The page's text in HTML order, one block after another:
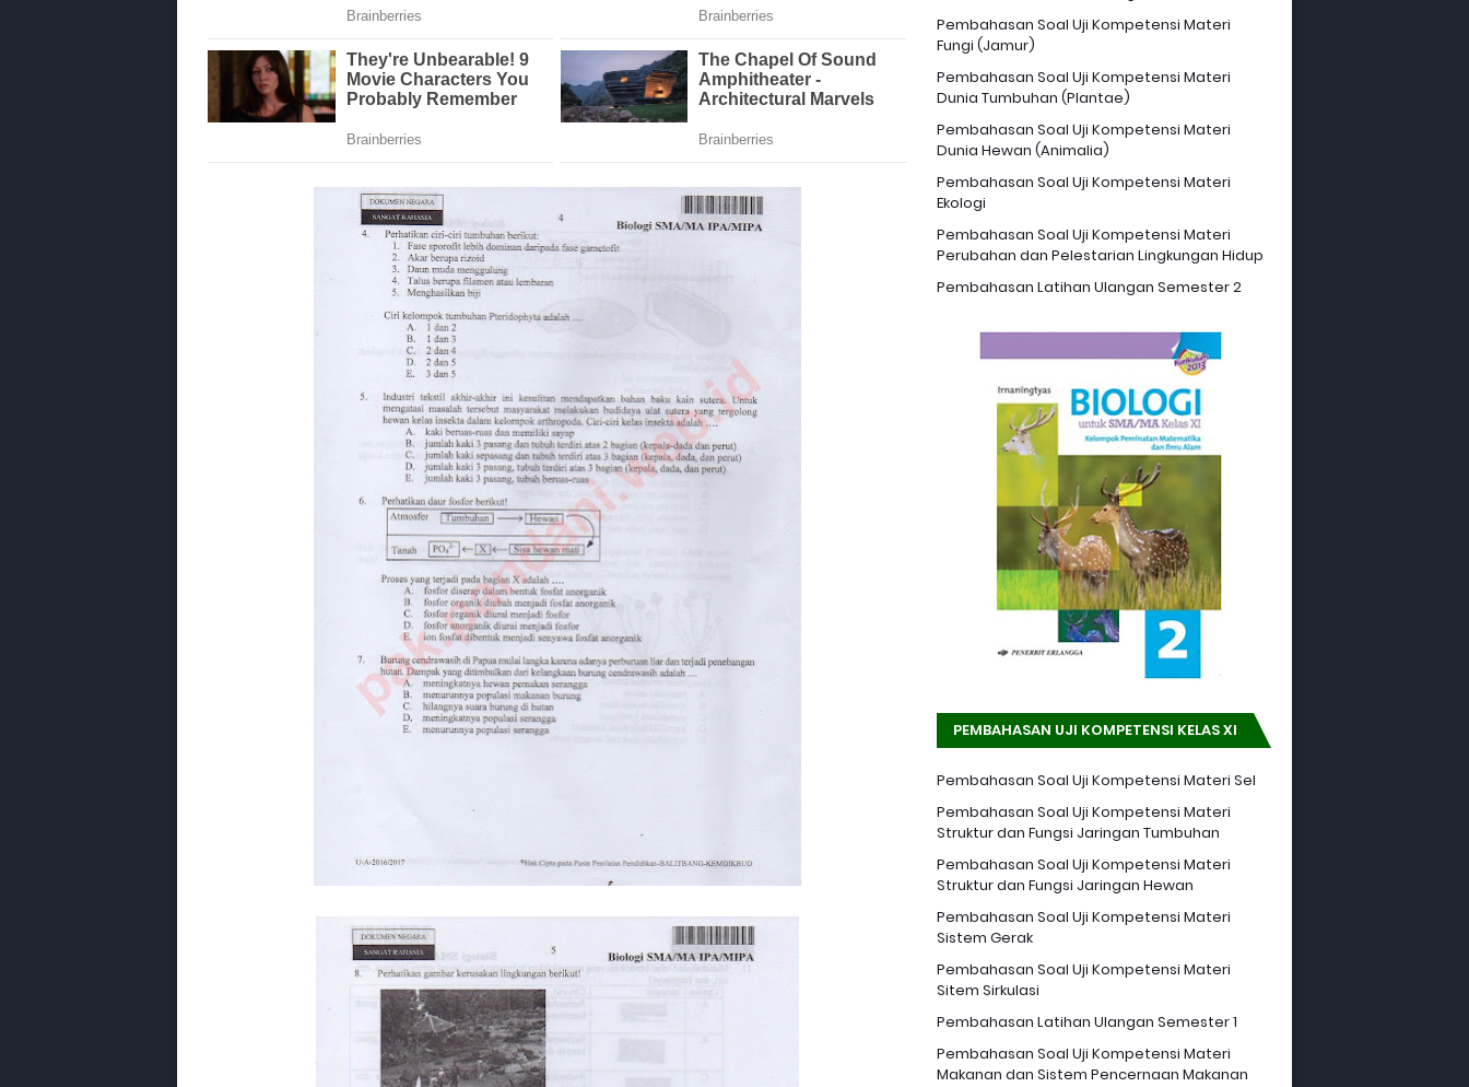
Pembahasan Soal Uji Kompetensi Materi
Fungi (Jamur)
Pembahasan Soal Uji Kompetensi Materi
Dunia Tumbuhan (Plantae)
Pembahasan Soal Uji Kompetensi Materi
Dunia Hewan (Animalia)
Pembahasan Soal Uji Kompetensi Materi
Ekologi
Pembahasan Soal Uji Kompetensi Materi
Perubahan dan Pelestarian Lingkungan Hidup
Pembahasan Latihan Ulangan Semester 2
PEMBAHASAN UJI KOMPETENSI KELAS XI
Pembahasan Soal Uji Kompetensi Materi Sel
Pembahasan Soal Uji Kompetensi Materi
Struktur dan Fungsi Jaringan Tumbuhan
Pembahasan Soal Uji Kompetensi Materi
Struktur dan Fungsi Jaringan Hewan
Pembahasan Soal Uji Kompetensi Materi
Sistem Gerak
Pembahasan Soal Uji Kompetensi Materi
Sitem Sirkulasi
Pembahasan Latihan Ulangan Semester 1
Pembahasan Soal Uji Kompetensi Materi
Makanan dan Sistem Pencernaan Makanan